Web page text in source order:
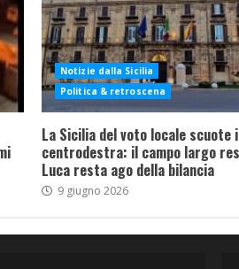
Notizie dalla Sicilia
Politica & retroscena
La Sicilia del voto locale scuote
centrodestra: il campo largo
Luca resta ago della bilancia
9 giugno 2026